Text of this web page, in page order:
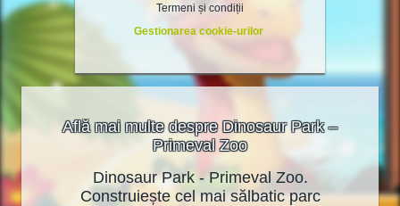
Termeni și condiții
Gestionarea cookie-urilor
Află mai multe despre Dinosaur Park –
Primeval Zoo
Dinosaur Park - Primeval Zoo.
Construiește cel mai sălbatic parc